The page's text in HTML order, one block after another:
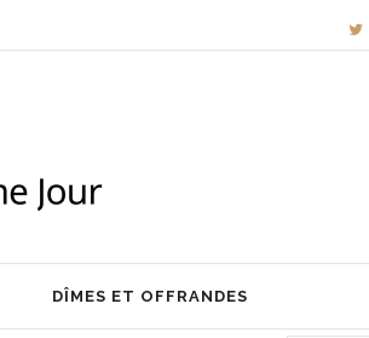
DÎMES ET OFFRANDES